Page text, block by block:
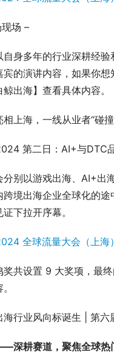
场 –
自身多年的行业深耕经
宾的演讲内容，如果你
出海】查看具体内容。
相上海，一线从业者“碰
第二日：AI+与DTC
分别以游戏出海、AI+出
跨境出海企业全球化的
下拉开序幕。
奖共设置 9 大奖项，最
海行业风向标诞生 | 第六
深耕赛道，聚焦全球热